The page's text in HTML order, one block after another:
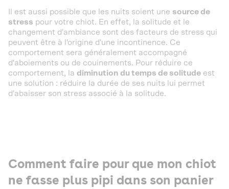
Il est aussi possible que les nuits soient une source de
stress pour votre chiot. En effet, la solitude et le
changement d'ambiance sont des facteurs de stress qui
peuvent être à l'origine d'une incontinence. Ce
comportement sera généralement accompagné
d'aboiements ou de couinements. Pour réduire ce
comportement, la diminution du temps de solitude est
une solution : réduire la durée de ses nuits lui permet
d'abaisser son stress associé à la solitude.
Comment faire pour que mon chiot
ne fasse plus pipi dans son panier